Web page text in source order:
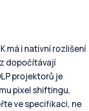
má i nativní rozlišení
dopočítávají
projektorů je
pixel shiftingu,
ve specifikaci, ne